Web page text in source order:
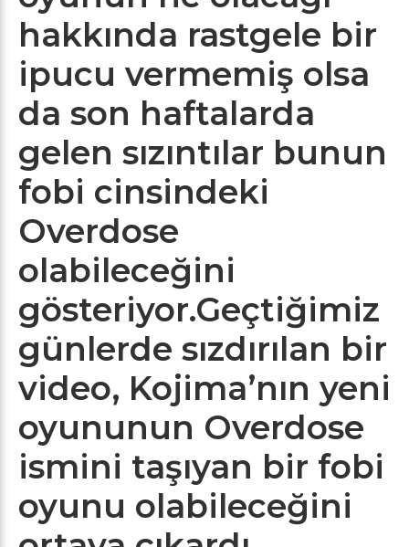
hakkında rastgele bir
ipucu vermemiş olsa
da son haftalarda
gelen sızıntılar bunun
fobi cinsindeki
Overdose
olabileceğini
gösteriyor.Geçtiğimiz
günlerde sızdırılan bir
video, Kojima’nın yeni
oyununun Overdose
ismini taşıyan bir fobi
oyunu olabileceğini